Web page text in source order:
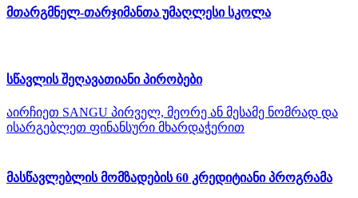
მთარგმნელ-თარჯიმანთა უმაღლესი სკოლა
სწავლის შეღავათიანი პირობები
აირჩიეთ SANGU პირველ, მეორე ან მესამე ნომრად და
ისარგებლეთ ფინანსური მხარდაჭერით
მასწავლებლის მომზადების 60 კრედიტიანი პროგრამა